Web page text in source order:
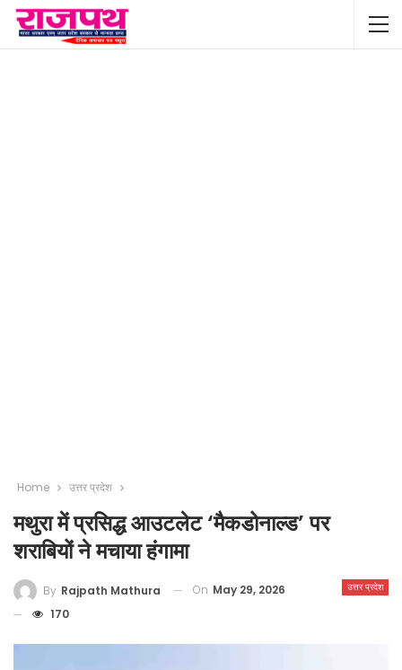
Home उत्तर प्रदेश
मथुरा में प्रसिद्ध आउटलेट ‘मैकडोनाल्ड’ पर
शराबियों ने मचाया हंगामा
उत्तर प्रदेश
By Rajpath Mathura On May 29, 2026
170